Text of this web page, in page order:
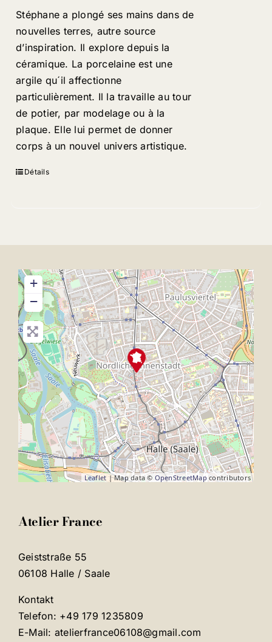
Stéphane a plongé ses mains dans de
nouvelles terres, autre source
d’inspiration. Il explore depuis la
céramique. La porcelaine est une
argile qu´il affectionne
particulièrement. Il la travaille au tour
de potier, par modelage ou à la
plaque. Elle lui permet de donner
corps à un nouvel univers artistique.
Détails
+
−
Leaflet| Map data © OpenStreetMap contributors
Atelier France
Geiststraße 55
06108 Halle / Saale
Kontakt
Telefon: +49 179 1235809
E-Mail: atelierfrance06108@gmail.com